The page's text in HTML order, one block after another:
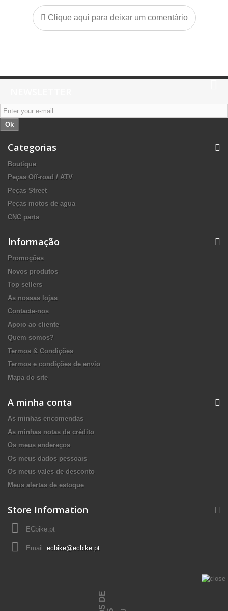
Clique aqui para deixar um comentário
Ok
Categorias
Boutique
Peças Off-road / ATV
Peças Street
Peças motos de agua
CNC parts
Informação
Promoções
Novos produtos
Top sellers
As nossas lojas
Contacte-nos
Apoio ao cliente
Quem somos?
Termos & Condições
Termos e condições de envio
Mapa do site
A minha conta
As minhas encomendas
As minhas notas de crédito
Os meus endereços
Os meus dados pessoais
Os meus vales de desconto
Meus alertas de estoque
Store Information
ECbike.pt
Email: ecbike@ecbike.pt